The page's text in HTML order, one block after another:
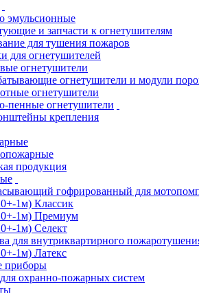
эмульсионные
и запчасти к огнетушителям
для тушения пожаров
для огнетушителей
огнетушители
огнетушители и модули
огнетушители
пенные огнетушители
крепления
продукция
гофрированный для
1м) Классик
1м) Премиум
1м) Селект
для внутриквартирного
1м) Латекс
приборы
охранно-пожарных систем